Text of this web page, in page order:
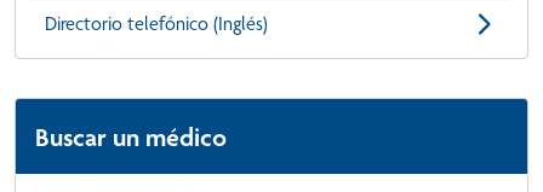
Directorio telefónico (Inglés)
Buscar un médico